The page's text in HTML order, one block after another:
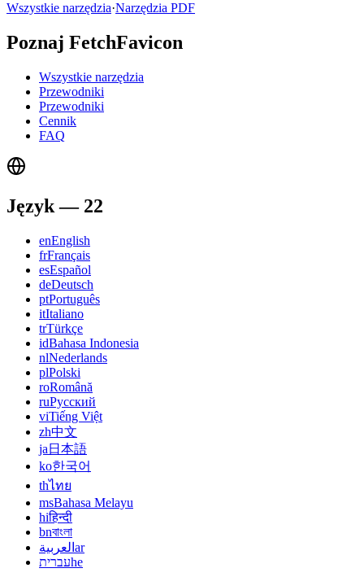
Wszystkie narzędzia·Narzędzia PDF
Poznaj FetchFavicon
Wszystkie narzędzia
Przewodniki
Przewodniki
Cennik
FAQ
Język— 22
enEnglish
frFrançais
esEspañol
deDeutsch
ptPortuguês
itItaliano
trTürkçe
idBahasa Indonesia
nlNederlands
plPolski
roRomână
ruРусский
viTiếng Việt
zh中文
ja 日本語
ko한국어
thไทย
msBahasa Melayu
hiहिन्दी
bnবাংলা
ar العربية
heעברית